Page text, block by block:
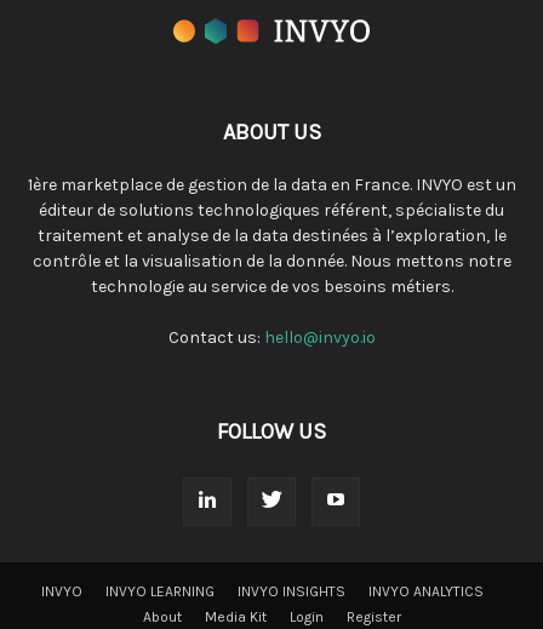
ABOUT US
1ère marketplace de gestion de la data en France. INVYO est un
éditeur de solutions technologiques référent, spécialiste du
traitement et analyse de la data destinées à l’exploration, le
contrôle et la visualisation de la donnée. Nous mettons notre
technologie au service de vos besoins métiers.
Contact us: hello@invyo.io
FOLLOW US
INVYO INVYO LEARNING INVYO INSIGHTS
INVYO ANALYTICS
About
Media Kit Login Register